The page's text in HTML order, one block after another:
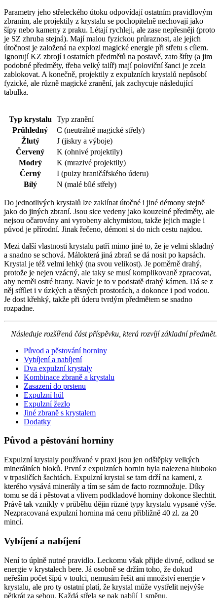
Parametry jeho střeleckého útoku odpovídají ostatním pravidlovým
zbraním, ale projektily z krystalu se pochopitelně nechovají jako
šípy nebo kameny z praku. Létají rychleji, ale zase nepřesněji (proto
je SZ zhruba stejná). Mají malou fyzickou průraznost, ale jejich
útočnost je založená na explozi magické energie při střetu s cílem.
Ignorují KZ zbrojí i ostatních předmětů na postavě, zato štíty (a jim
podobné předměty, třeba velký talíř) mají poloviční šanci je zcela
zablokovat. A konečně, projektily z expulzních krystalů nepůsobí
fyzické, ale různě magické zranění, jak zachycuje následující
tabulka.
Typ krystalu
Typ zranění
Průhledný
C (neutrálně magické střely)
Žlutý
J (jiskry a výboje)
Červený
K (ohnivé projektily)
Modrý
K (mrazivé projektily)
Černý
I (pulzy hraničářského úderu)
Bílý
N (malé bílé střely)
Do jednotlivých krystalů lze zaklínat útočné i jiné démony stejně
jako do jiných zbraní. Jsou sice vedeny jako kouzelné předměty, ale
nejsou očarovány ani vyrobeny alchymistou, takže jejich magie i
původ je přírodní. Jinak řečeno, démoni si do nich cestu najdou.
Mezi další vlastnosti krystalu patří mimo jiné to, že je velmi skladný
a snadno se schová. Málokterá jiná zbraň se dá nosit po kapsách.
Krystal je též velmi lehký (na svou velikost). Je poměrně drahý,
protože je nejen vzácný, ale taky se musí komplikovaně zpracovat,
aby neměl ostré hrany. Navíc je to v podstatě drahý kámen. Dá se z
něj střílet i v úzkých a těsných prostorách, a dokonce i pod vodou.
Je dost křehký, takže při úderu tvrdým předmětem se snadno
rozpadne.
Následuje rozšířená část příspěvku, která rozvíjí základní předmět.
Původ a pěstování horniny
Vybíjení a nabíjení
Dva expulzní krystaly
Kombinace zbraně a krystalu
Zasazení do prstenu
Expulzní hůl
Expulzní žezlo
Jiné zbraně s krystalem
Dodatky
Původ a pěstování horniny
Expulzní krystaly používané v praxi jsou jen odštěpky velkých
minerálních bloků. První z expulzních hornin byla nalezena hluboko
v trpasličích šachtách. Expulzní krystal se tam drží na kameni, z
kterého vysává minerály a tím se sám de facto rozmnožuje. Díky
tomu se dá i pěstovat a vlivem podkladové horniny dokonce šlechtit.
Právě tak vznikly v průběhu dějin různé typy krystalu vypsané výše.
Nezpracovaná expulzní hornina má cenu přibližně 40 zl. za 20
mincí.
Vybíjení a nabíjení
Není to úplně nutné pravidlo. Leckomu však přijde divné, odkud se
energie v krystalech bere. Já osobně se držím toho, že dokud
neřeším počet šípů v toulci, nemusím řešit ani množství energie v
krystalu, ale pro ty ostatní platí, že krystal může vystřelit nejvýše
pětkrát za sebou. Každá střela se pak nabíjí 1 směnu.